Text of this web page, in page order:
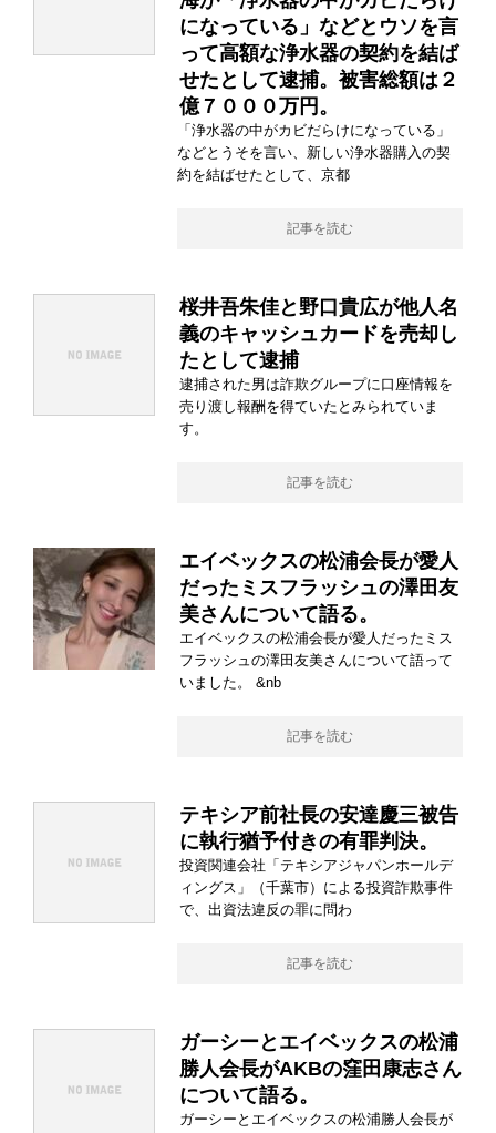
になっている」などとウソを言
って高額な浄水器の契約を結ば
せたとして逮捕。被害総額は２
億７０００万円。
「浄水器の中がカビだらけになっている」
などとうそを言い、新しい浄水器購入の契
約を結ばせたとして、京都
記事を読む
桜井吾朱佳と野口貴広が他人名
義のキャッシュカードを売却し
たとして逮捕
逮捕された男は詐欺グループに口座情報を
売り渡し報酬を得ていたとみられていま
す。
記事を読む
エイベックスの松浦会長が愛人
だったミスフラッシュの澤田友
美さんについて語る。
エイベックスの松浦会長が愛人だったミス
フラッシュの澤田友美さんについて語って
いました。 &nb
記事を読む
テキシア前社長の安達慶三被告
に執行猶予付きの有罪判決。
投資関連会社「テキシアジャパンホールデ
ィングス」（千葉市）による投資詐欺事件
で、出資法違反の罪に問わ
記事を読む
ガーシーとエイベックスの松浦
勝人会長がAKBの窪田康志さん
について語る。
ガーシーとエイベックスの松浦勝人会長が